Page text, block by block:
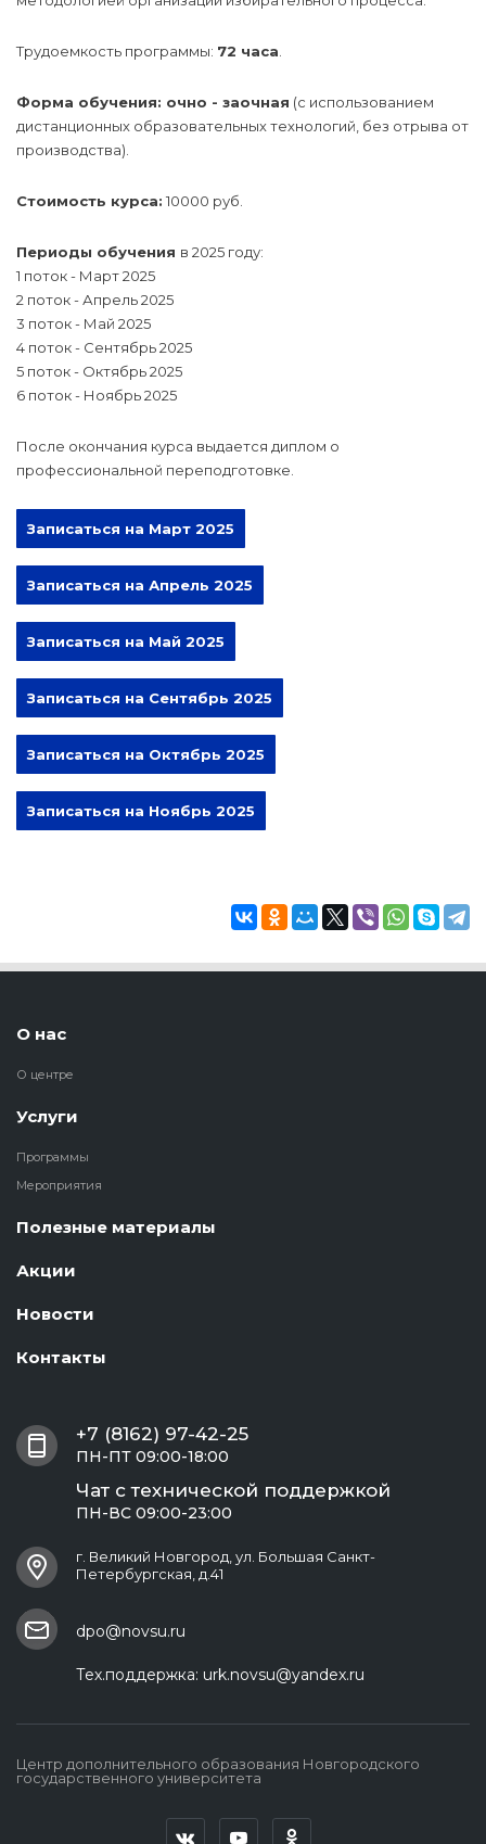
Трудоемкость программы: 72 часа
Форма обучения: очно - заочная (с использованием
дистанционных образовательных технологий, без отрыва от
производства).
Стоимость курса: 10000 руб.
Периоды обучения в 2025 году:
1 поток - Март 2025
2 поток - Апрель 2025
3 поток - Май 2025
4 поток - Сентябрь 2025
5 поток - Октябрь 2025
6 поток - Ноябрь 2025
После окончания курса выдается диплом о
профессиональной переподготовке.
Записаться на Март 2025
Записаться на Апрель 2025
Записаться на Май 2025
Записаться на Сентябрь 2025
Записаться на Октябрь 2025
Записаться на Ноябрь 2025
О нас
О центре
Услуги
Программы
Мероприятия
Полезные материалы
Акции
Новости
Контакты
+7 (8162) 97-42-25
ПН-ПТ 09:00-18:00
Чат с технической поддержкой
ПН-ВС 09:00-23:00
г. Великий Новгород, ул. Большая Санкт-
Петербургская, д.41
dpo@novsu.ru
Тех.поддержка: urk.novsu@yandex.ru
Центр дополнительного образования Новгородского
государственного университета